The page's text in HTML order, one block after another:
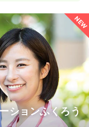
NEW
ションふくろう